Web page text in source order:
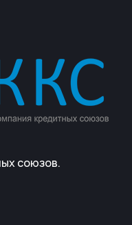
союзов.